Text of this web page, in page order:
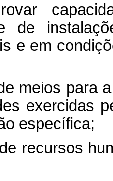
de
e em
meios para
exercidas
específica;
recursos